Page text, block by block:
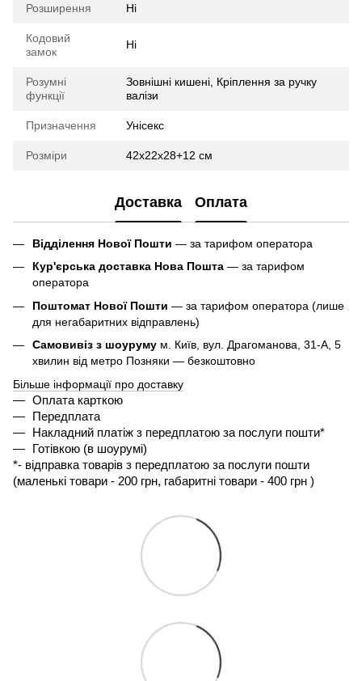
Розширення Ні
Кодовий
замок
Ні
Розумні
функції
Зовнішні кишені, Кріплення за ручку
валізи
Призначення Унісекс
Розміри 42х22х28+12 см
Доставка Оплата
Відділення Нової Пошти — за тарифом оператора
Кур'єрська доставка Нова Пошта — за тарифом
оператора
Поштомат Нової Пошти — за тарифом оператора (лише
для негабаритних відправлень)
Самовивіз з шоуруму м. Київ, вул. Драгоманова, 31-А, 5
хвилин від метро Позняки — безкоштовно
Більше інформації про доставку
Оплата карткою
Передплата
Накладний платіж з передплатою за послуги пошти*
Готівкою (в шоурумі)
*- відправка товарів з передплатою за послуги пошти
(маленькі товари - 200 грн, габаритні товари - 400 грн )